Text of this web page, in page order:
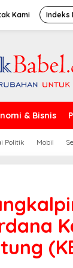
Kami Indeks
& Bisnis
Politik Mobil